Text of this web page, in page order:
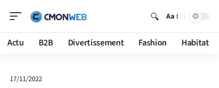
Aa
Actu B2B Divertissement Fashion Habitat
17/11/2022